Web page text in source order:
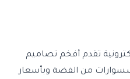
تقدم أفخم تصاميم
من الفضة وبأسعار